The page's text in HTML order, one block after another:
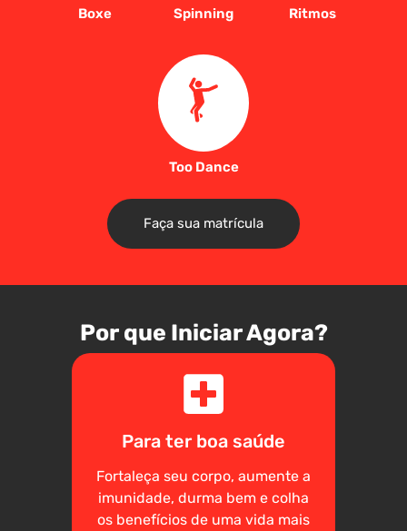
Boxe Spinning Ritmos
Too Dance
Faça sua matrícula
Por que Iniciar Agora?
Para ter boa saúde
Fortaleça seu corpo, aumente a
imunidade, durma bem e colha
os benefícios de uma vida mais